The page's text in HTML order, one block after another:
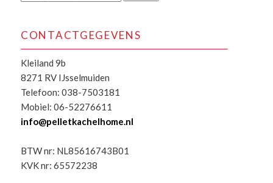
CONTACTGEGEVENS
Kleiland 9b
8271 RV IJsselmuiden
Telefoon: 038-7503181
Mobiel: 06-52276611
info@pelletkachelhome.nl
BTW nr: NL85616743B01
KVK nr: 65572238